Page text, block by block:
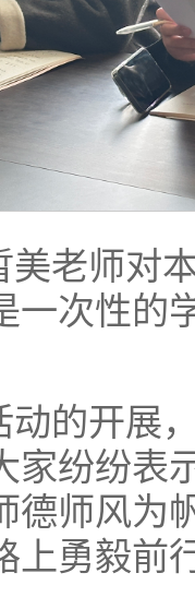
美老师对
一次性的
动的开展
家纷纷表
德师风为
上勇毅前